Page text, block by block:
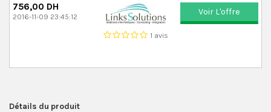
756,00 DH
2016-11-09 23:45:12
1 avis
Voir L'offre
Détails du produit